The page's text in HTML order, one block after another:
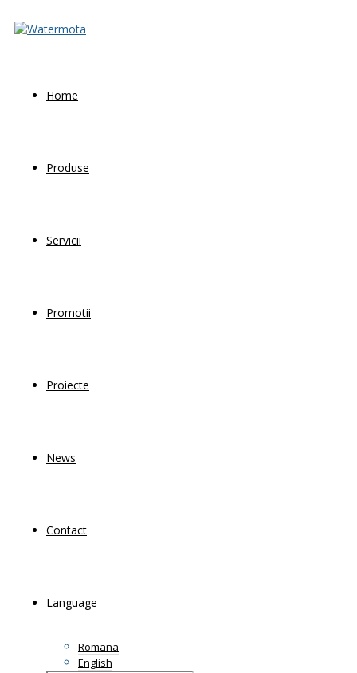
Home
Produse
Servicii
Promotii
Proiecte
News
Contact
Language
Romana
English